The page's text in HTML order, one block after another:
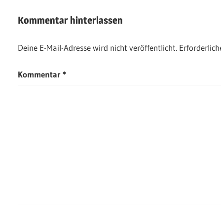
Kommentar hinterlassen
Deine E-Mail-Adresse wird nicht veröffentlicht.
Kommentar*